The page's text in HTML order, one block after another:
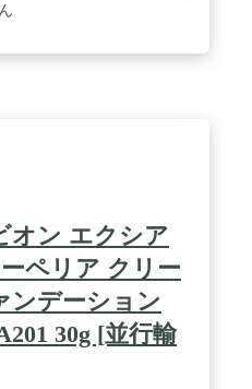
オン エクシア
ペリア クリー
ンデーション
30g [並行輸